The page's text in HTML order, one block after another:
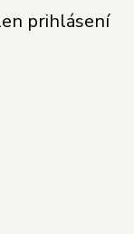
prihlásení